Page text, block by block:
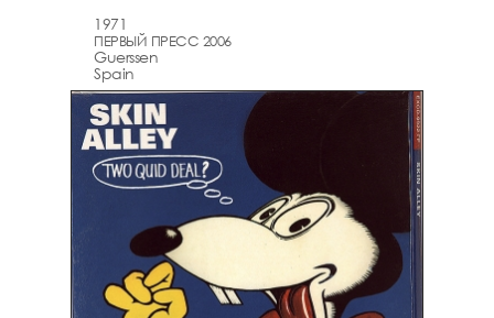
1971
ПЕРВЫЙ ПРЕСС 2006
Guerssen
Spain